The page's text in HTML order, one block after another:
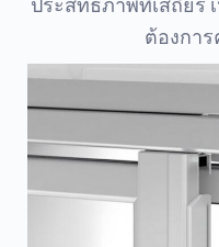
ประสิทธิภาพที่เสถียร
ต้องกา